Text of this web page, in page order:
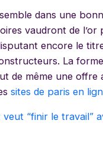
dans une
vaudront de l’or
encore le
La
de même une
sites de paris en
veut “finir le travail”